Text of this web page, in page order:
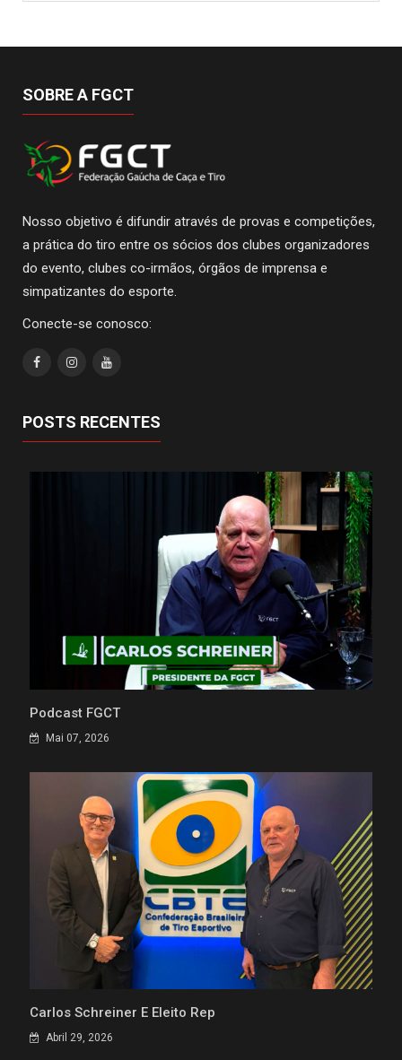
SOBRE A FGCT
Nosso objetivo é difundir através de provas e competições,
a prática do tiro entre os sócios dos clubes organizadores
do evento, clubes co-irmãos, órgãos de imprensa e
simpatizantes do esporte.
Conecte-se conosco:
POSTS RECENTES
Podcast FGCT
Mai 07, 2026
Carlos Schreiner É Eleito Rep
Abril 29, 2026